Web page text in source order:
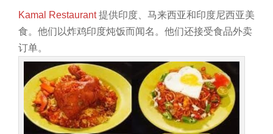
Kamal Restaurant 提供印度、马来西亚和印度尼西亚美
食。他们以炸鸡印度炖饭而闻名。他们还接受食品外卖
订单。